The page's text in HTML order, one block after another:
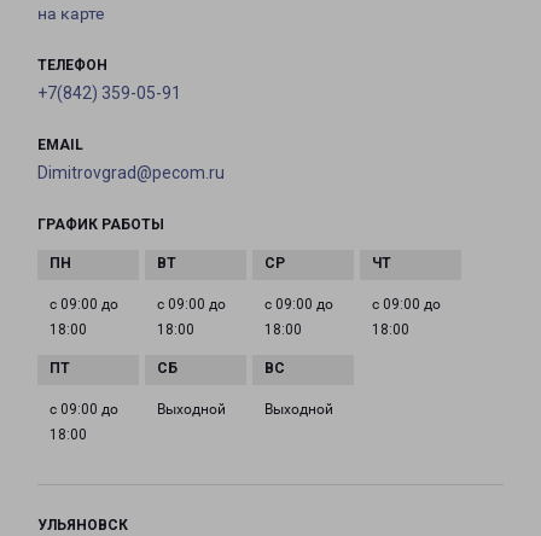
на карте
ТЕЛЕФОН
+7(842) 359-05-91
EMAIL
Dimitrovgrad@pecom.ru
ГРАФИК РАБОТЫ
с 09:00 до
18:00
с 09:00 до
18:00
с 09:00 до
18:00
с 09:00 до
18:00
с 09:00 до
18:00
Выходной Выходной
УЛЬЯНОВСК